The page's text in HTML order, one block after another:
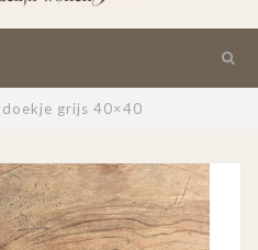
grijs 40×40